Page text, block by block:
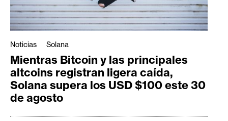
Noticias Solana
Mientras Bitcoin y las principales
altcoins registran ligera caída,
Solana supera los USD $100 este 30
de agosto